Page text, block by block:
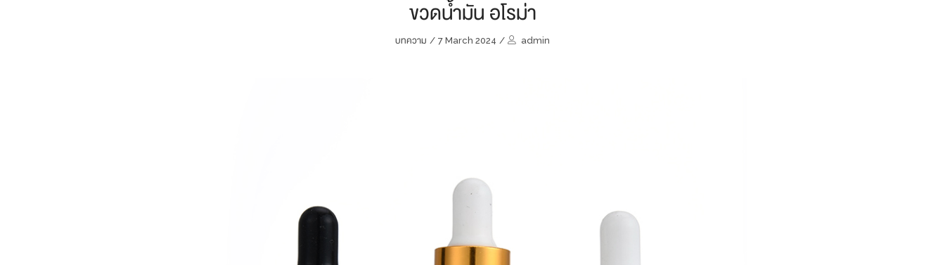
ขวดน้ำมัน อโรม่า
บทความ / 7 March 2024 / admin